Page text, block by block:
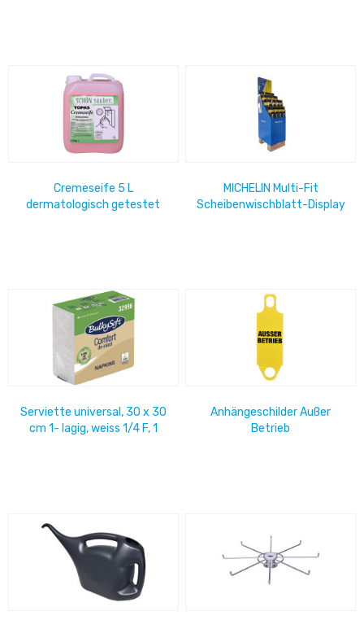
Cremeseife 5 L
dermatologisch getestet
MICHELIN Multi-Fit
Scheibenwischblatt-Display
Serviette universal, 30 x 30
cm 1- lagig, weiss 1/4 F, 1
Anhängeschilder Außer
Betrieb